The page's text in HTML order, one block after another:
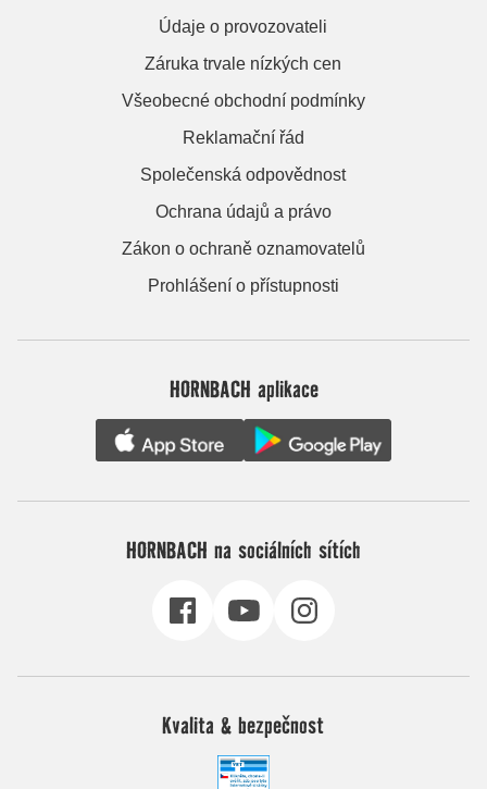
Údaje o provozovateli
Záruka trvale nízkých cen
Všeobecné obchodní podmínky
Reklamační řád
Společenská odpovědnost
Ochrana údajů a právo
Zákon o ochraně oznamovatelů
Prohlášení o přístupnosti
HORNBACH aplikace
HORNBACH na sociálních sítích
Kvalita & bezpečnost